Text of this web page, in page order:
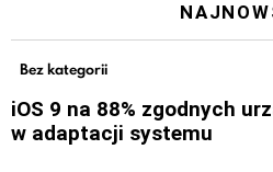
Bez kategorii
iOS 9 na 88% zgodnych
w adaptacji systemu